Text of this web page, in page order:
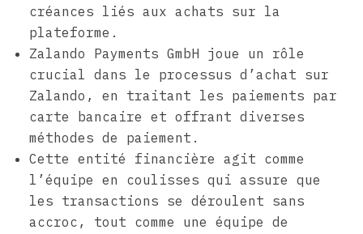
créances liés aux achats sur la
plateforme.
Zalando Payments GmbH joue un rôle
crucial dans le processus d’achat sur
Zalando, en traitant les paiements par
carte bancaire et offrant diverses
méthodes de paiement.
Cette entité financière agit comme
l’équipe en coulisses qui assure que
les transactions se déroulent sans
accroc, tout comme une équipe de